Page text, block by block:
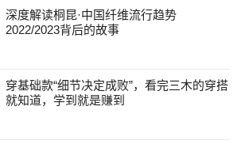
深度解读桐昆·中国纤维流行趋势
2022/2023背后的故事
穿基础款“细节决定成败”，看完三木的穿搭
就知道，学到就是赚到